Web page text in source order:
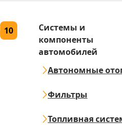
10
Системы и
компоненты
автомобилей
Автономные
Фильтры
Топливная